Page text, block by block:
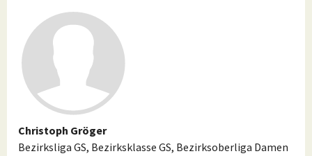
Christoph Gröger
Bezirksliga GS, Bezirksklasse GS, Bezirksoberliga Damen